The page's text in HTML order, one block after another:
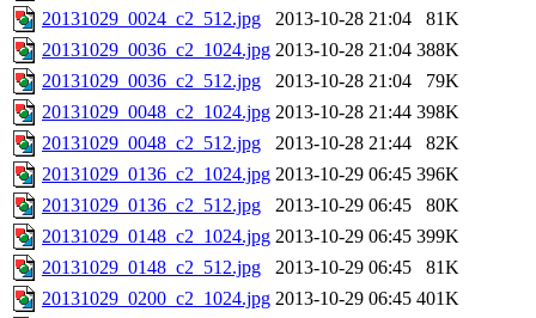
20131029_0024_c2_512.jpg
2013-10-28 21:04
81K
20131029_0036_c2_1024.jpg 2013-10-28 21:04 388K
20131029_0036_c2_512.jpg
2013-10-28 21:04
79K
20131029_0048_c2_1024.jpg 2013-10-28 21:44 398K
20131029_0048_c2_512.jpg
2013-10-28 21:44
82K
20131029_0136_c2_1024.jpg 2013-10-29 06:45 396K
20131029_0136_c2_512.jpg
2013-10-29 06:45
80K
20131029_0148_c2_1024.jpg 2013-10-29 06:45 399K
20131029_0148_c2_512.jpg
2013-10-29 06:45
81K
20131029_0200_c2_1024.jpg 2013-10-29 06:45 401K